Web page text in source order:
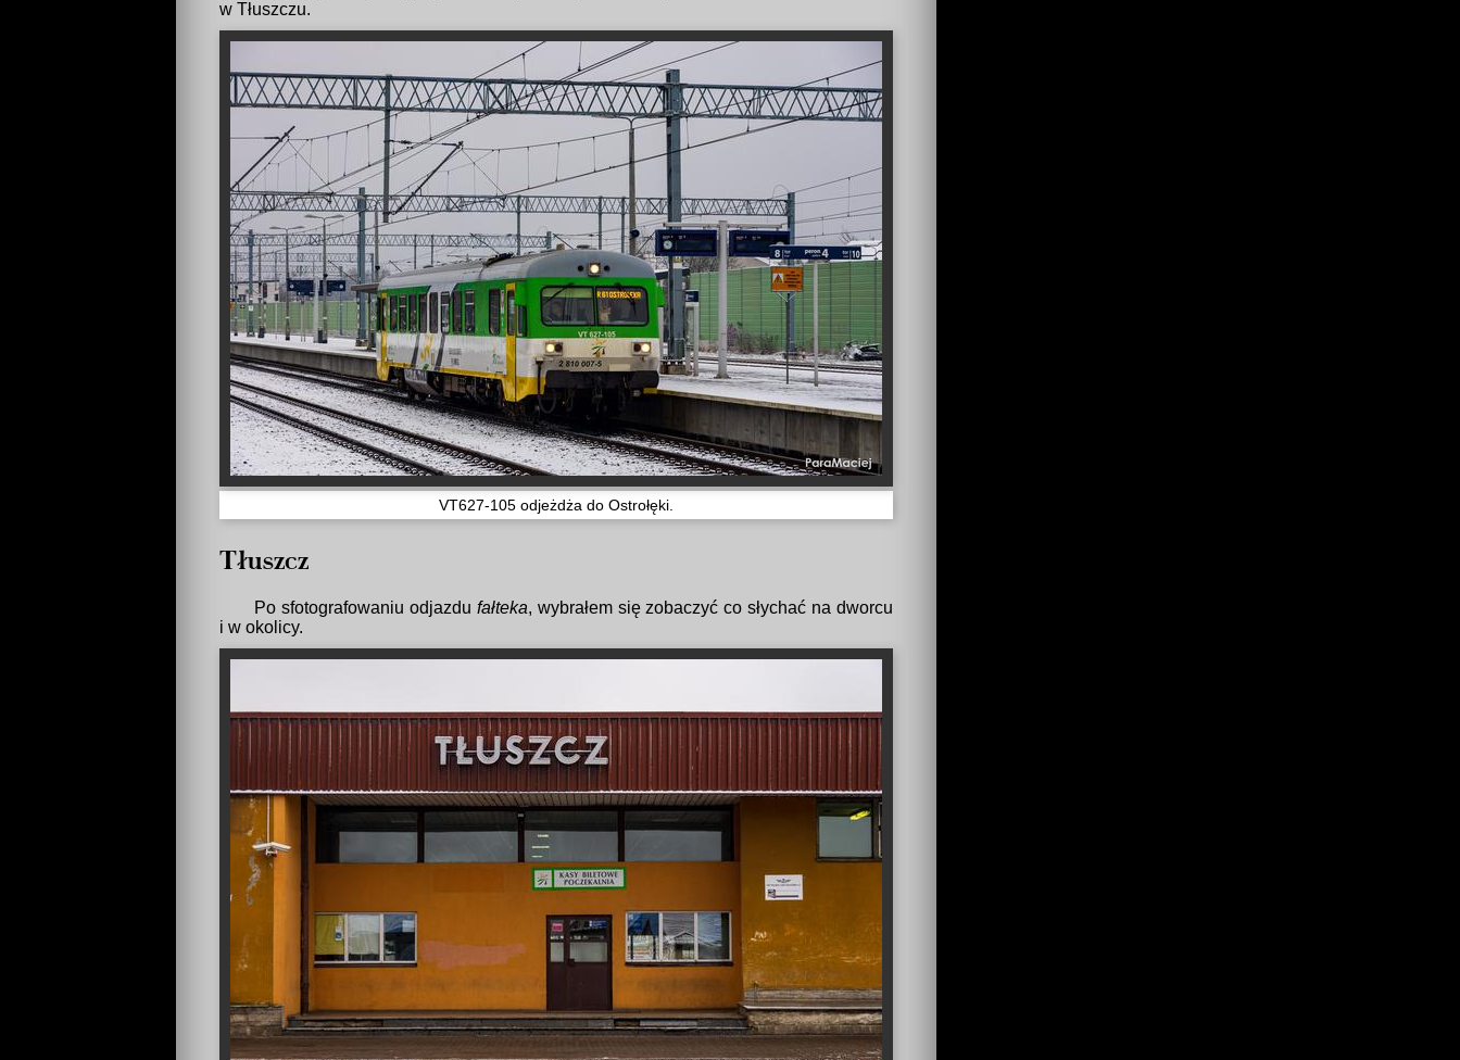
w Tłuszczu.
VT627-105 odjeżdża do Ostrołęki.
Tłuszcz
Po sfotografowaniu odjazdu fałteka, wybrałem się zobaczyć co słychać na dworcu
i w okolicy.